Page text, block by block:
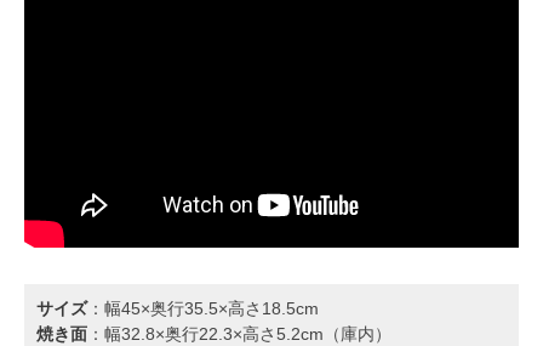
サイズ：幅45×奥行35.5×高さ18.5cm
焼き面 ：幅32.8×奥行22.3×高さ5.2cm（庫内）